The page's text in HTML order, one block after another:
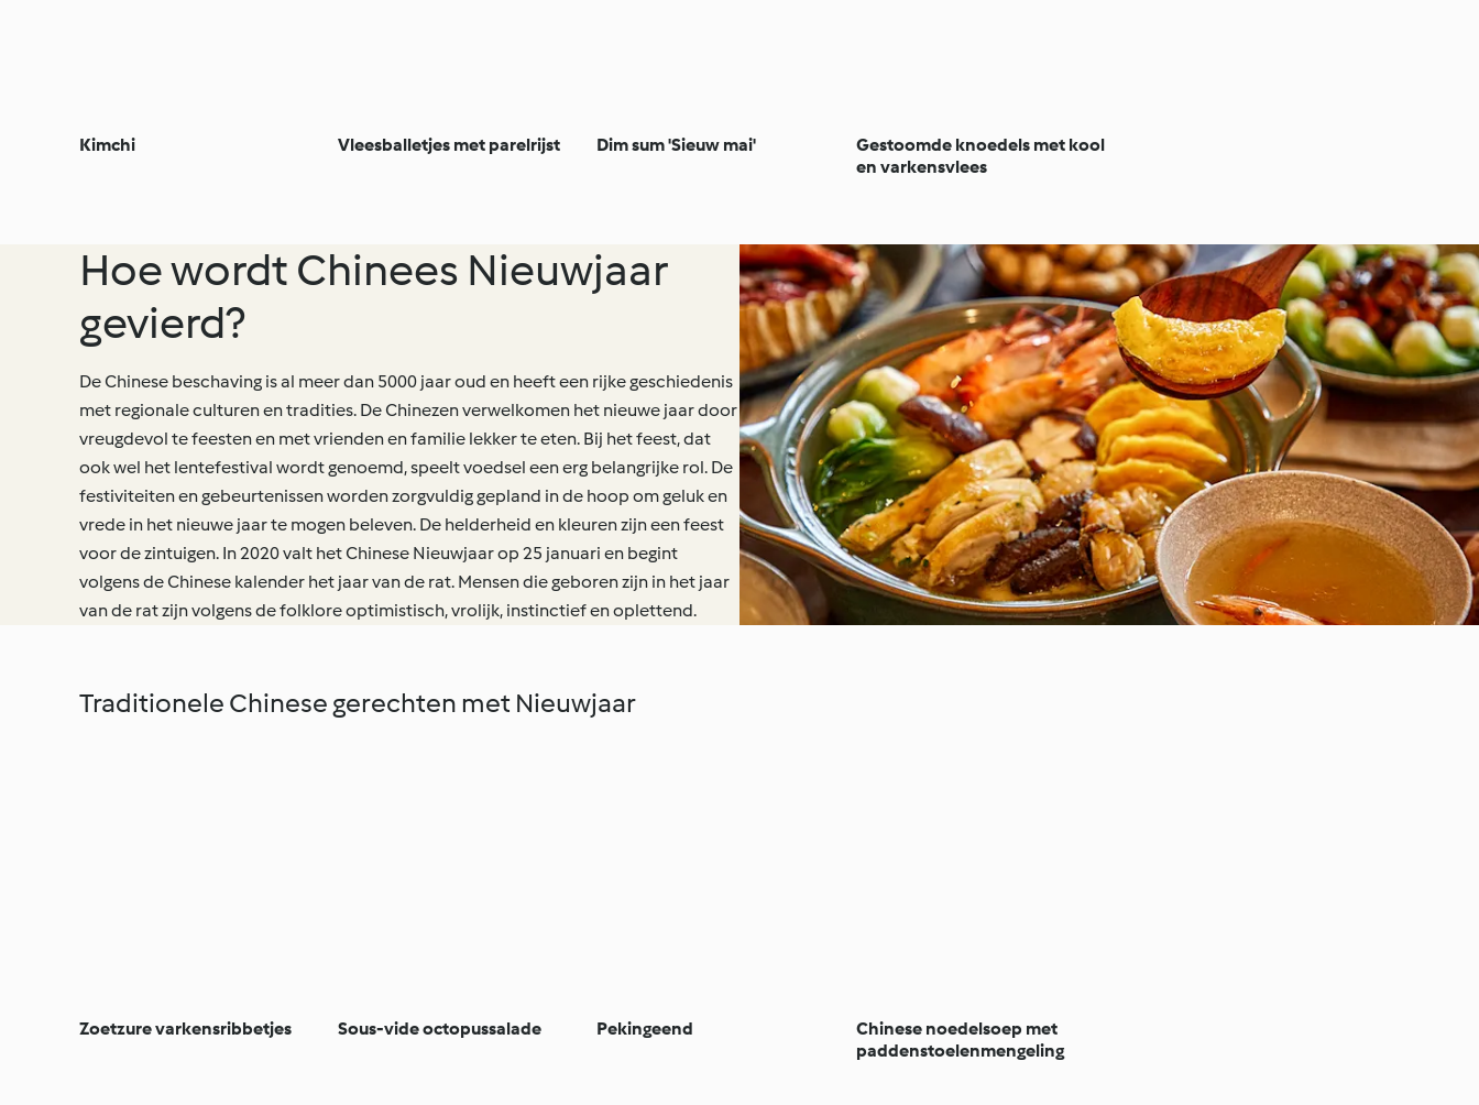
Kimchi Vleesballetjes met parelrijst Dim sum 'Sieuw mai'
Gestoomde knoedels met kool
en varkensvlees
Hoe wordt Chinees Nieuwjaar
gevierd?
De Chinese beschaving is al meer dan 5000 jaar oud en heeft een rijke geschiedenis
met regionale culturen en tradities. De Chinezen verwelkomen het nieuwe jaar door
vreugdevol te feesten en met vrienden en familie lekker te eten. Bij het feest, dat
ook wel het lentefestival wordt genoemd, speelt voedsel een erg belangrijke rol. De
festiviteiten en gebeurtenissen worden zorgvuldig gepland in de hoop om geluk en
vrede in het nieuwe jaar te mogen beleven. De helderheid en kleuren zijn een feest
voor de zintuigen. In 2020 valt het Chinese Nieuwjaar op 25 januari en begint
volgens de Chinese kalender het jaar van de rat. Mensen die geboren zijn in het jaar
van de rat zijn volgens de folklore optimistisch, vrolijk, instinctief en oplettend.
Traditionele Chinese gerechten met Nieuwjaar
Zoetzure varkensribbetjes Sous-vide octopussalade Pekingeend
Chinese noedelsoep met
paddenstoelenmengeling